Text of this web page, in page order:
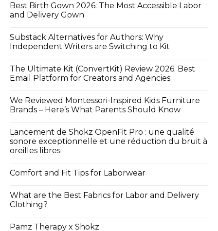
Best Birth Gown 2026: The Most Accessible Labor
and Delivery Gown
Substack Alternatives for Authors: Why
Independent Writers are Switching to Kit
The Ultimate Kit (ConvertKit) Review 2026: Best
Email Platform for Creators and Agencies
We Reviewed Montessori-Inspired Kids Furniture
Brands – Here’s What Parents Should Know
Lancement de Shokz OpenFit Pro : une qualité
sonore exceptionnelle et une réduction du bruit à
oreilles libres
Comfort and Fit Tips for Laborwear
What are the Best Fabrics for Labor and Delivery
Clothing?
Pamz Therapy x Shokz